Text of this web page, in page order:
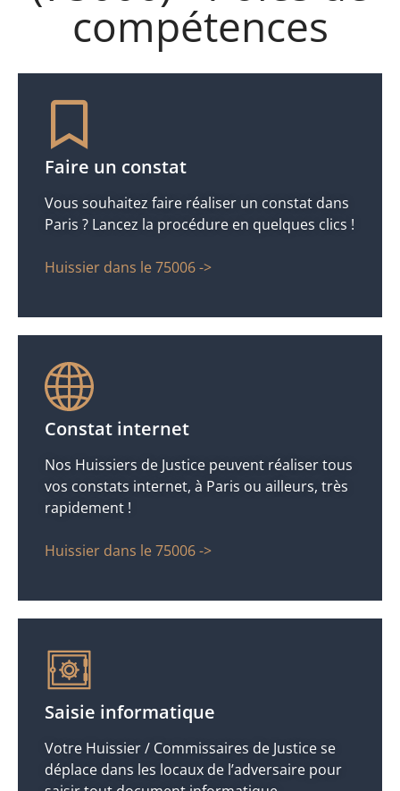
compétences
Faire un constat
Vous souhaitez faire réaliser un constat dans
Paris ? Lancez la procédure en quelques clics !
Huissier dans le 75006 ->
Constat internet
Nos Huissiers de Justice peuvent réaliser tous
vos constats internet, à Paris ou ailleurs, très
rapidement !
Huissier dans le 75006 ->
Saisie informatique
Votre Huissier / Commissaires de Justice se
déplace dans les locaux de l’adversaire pour